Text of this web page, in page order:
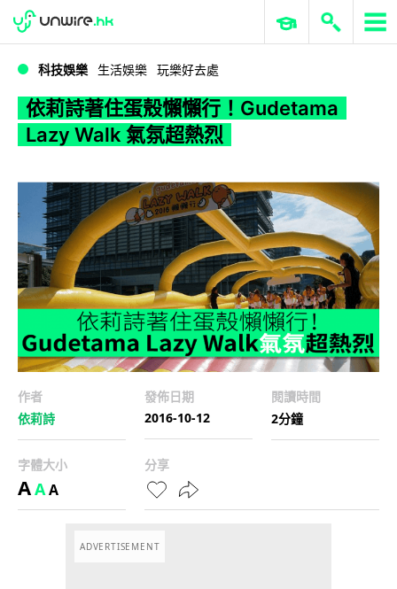
WWDC 2026 ERP 與商業 AI
科技娛樂 生活娛樂 玩樂好去處
依莉詩著住蛋殼懶懶行！Gudetama
Lazy Walk 氣氛超熱烈
作者
依莉詩
發佈日期
2016-10-12
閱讀時間
2分鐘
字體大小
AAA
分享
ADVERTISEMENT